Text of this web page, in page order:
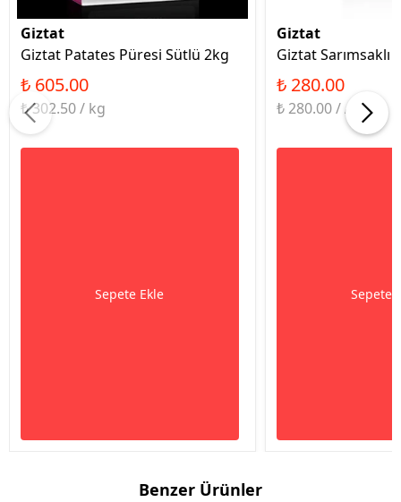
Giztat
Giztat Patates Püresi Sütlü 2kg
₺ 605.00
₺ 302.50 / kg
Sepete Ekle
Giztat
Giztat Sarımsaklı
₺ 280.00
₺ 280.00 / Adet
Sepete
Benzer Ürünler